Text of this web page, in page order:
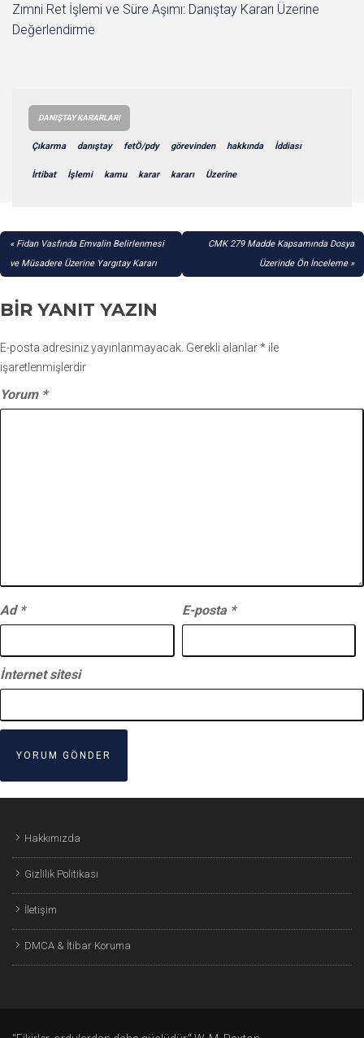
Zımni Ret İşlemi ve Süre Aşımı: Danıştay Kararı Üzerine
Değerlendirme
DANIŞTAY KARARLARI
Çıkarma danıştay fetÖ/pdy görevinden hakkında İddiası
İrtibat İşlemi kamu karar kararı Üzerine
YAZI
GEZINMESI
Fidan Vasfında Emvalin Belirlenmesi
ve Müsadere Üzerine Yargıtay Kararı
CMK 279 Madde Kapsamında Dosya
Üzerinde Ön İnceleme
BIR YANIT YAZIN
E-posta adresiniz yayınlanmayacak. Gerekli alanlar* ile
işaretlenmişlerdir
Yorum *
Ad * E-posta *
İnternet sitesi
Hakkımızda
Gizlilik Politikası
İletişim
DMCA & İtibar Koruma